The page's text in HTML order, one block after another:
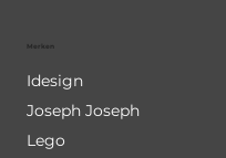
Merken
Idesign
Joseph Joseph
Lego